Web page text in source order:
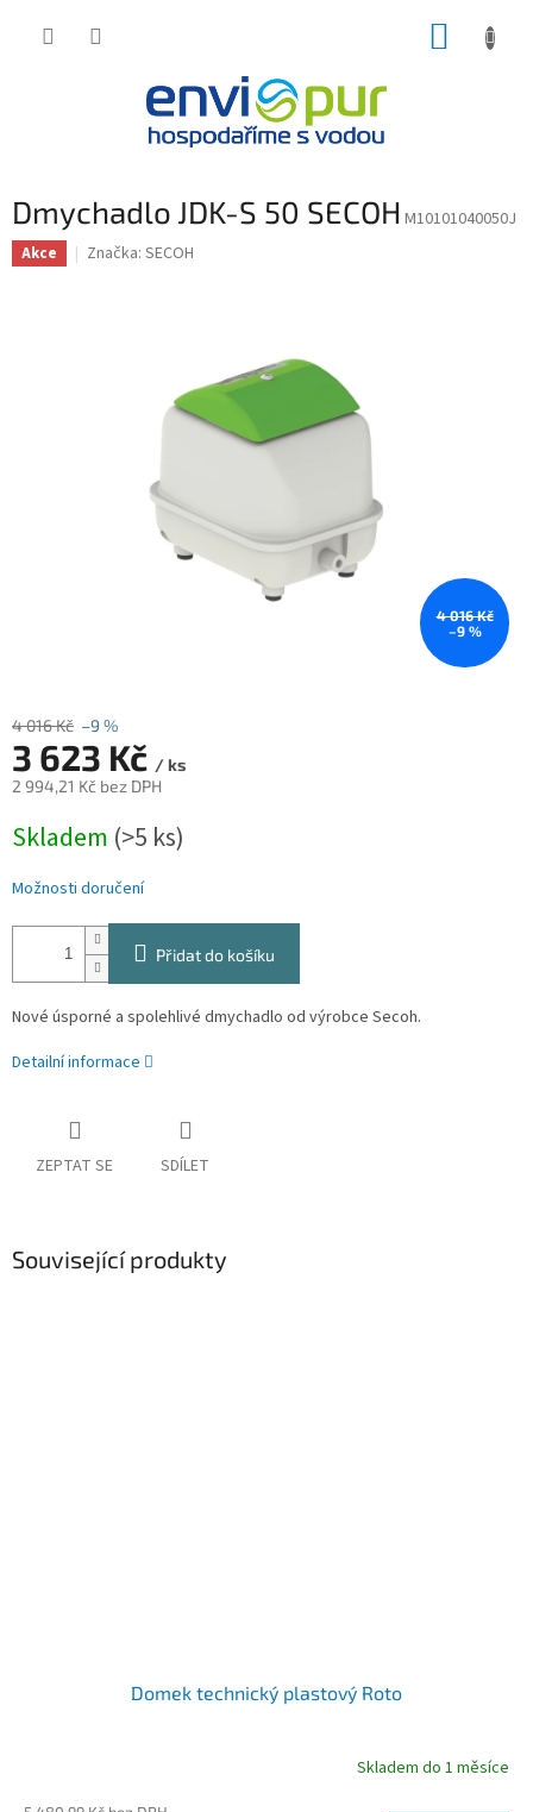
Dmychadlo JDK-S 50 SECOH M10101040050J
Akce Značka: SECOH
4 016 Kč
–9 %
4 016 Kč –9 %
3 623 Kč / ks
2 994,21 Kč bez DPH
cena:
Skladem (>5 ks)
Možnosti doručení
Přidat do košíku
Nové úsporné a spolehlivé dmychadlo od výrobce Secoh.
Detailní informace
ZEPTAT SE SDÍLET
Související produkty
Domek technický plastový Roto
Skladem do 1 měsíce